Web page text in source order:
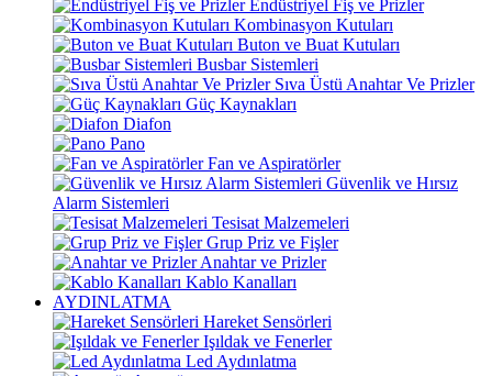
Endüstriyel Fiş ve Prizler
Kombinasyon Kutuları
Buton ve Buat Kutuları
Busbar Sistemleri
Sıva Üstü Anahtar Ve Prizler
Güç Kaynakları
Diafon
Pano
Fan ve Aspiratörler
Güvenlik ve Hırsız
Alarm Sistemleri
Tesisat Malzemeleri
Grup Priz ve Fişler
Anahtar ve Prizler
Kablo Kanalları
AYDINLATMA
Hareket Sensörleri
Işıldak ve Fenerler
Led Aydınlatma